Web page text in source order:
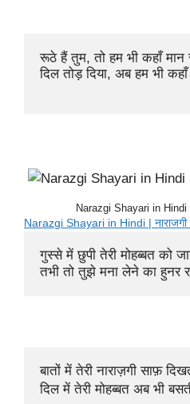
रूठे हैं तुम, तो हम भी कहाँ मान
दिल तोड़ दिया, अब हम भी
Narazgi Shayari in Hindi |
Narazgi Shayari in Hindi | नाराजगी
गुस्से में छुपी तेरी मोहब्बत को
तभी तो तुझे मना लेने का हुनर
बातों में तेरी नाराज़गी साफ़
दिल में तेरी मोहब्बत अब भी